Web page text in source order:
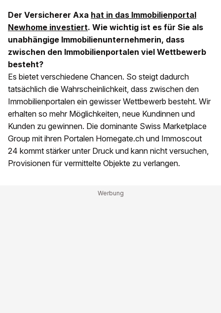
Der Versicherer Axa hat in das Immobilienportal
Newhome investiert. Wie wichtig ist es für Sie als
unabhängige Immobilienunternehmerin, dass
zwischen den Immobilienportalen viel Wettbewerb
besteht?
Es bietet verschiedene Chancen. So steigt dadurch
tatsächlich die Wahrscheinlichkeit, dass zwischen den
Immobilienportalen ein gewisser Wettbewerb besteht. Wir
erhalten so mehr Möglichkeiten, neue Kundinnen und
Kunden zu gewinnen. Die dominante Swiss Marketplace
Group mit ihren Portalen Homegate.ch und Immoscout
24 kommt stärker unter Druck und kann nicht versuchen,
Provisionen für vermittelte Objekte zu verlangen.